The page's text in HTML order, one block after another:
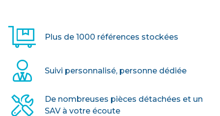
Plus de 1000 références stockées
Suivi personnalisé, personne dédiée
De nombreuses pièces détachées et un
SAV à votre écoute